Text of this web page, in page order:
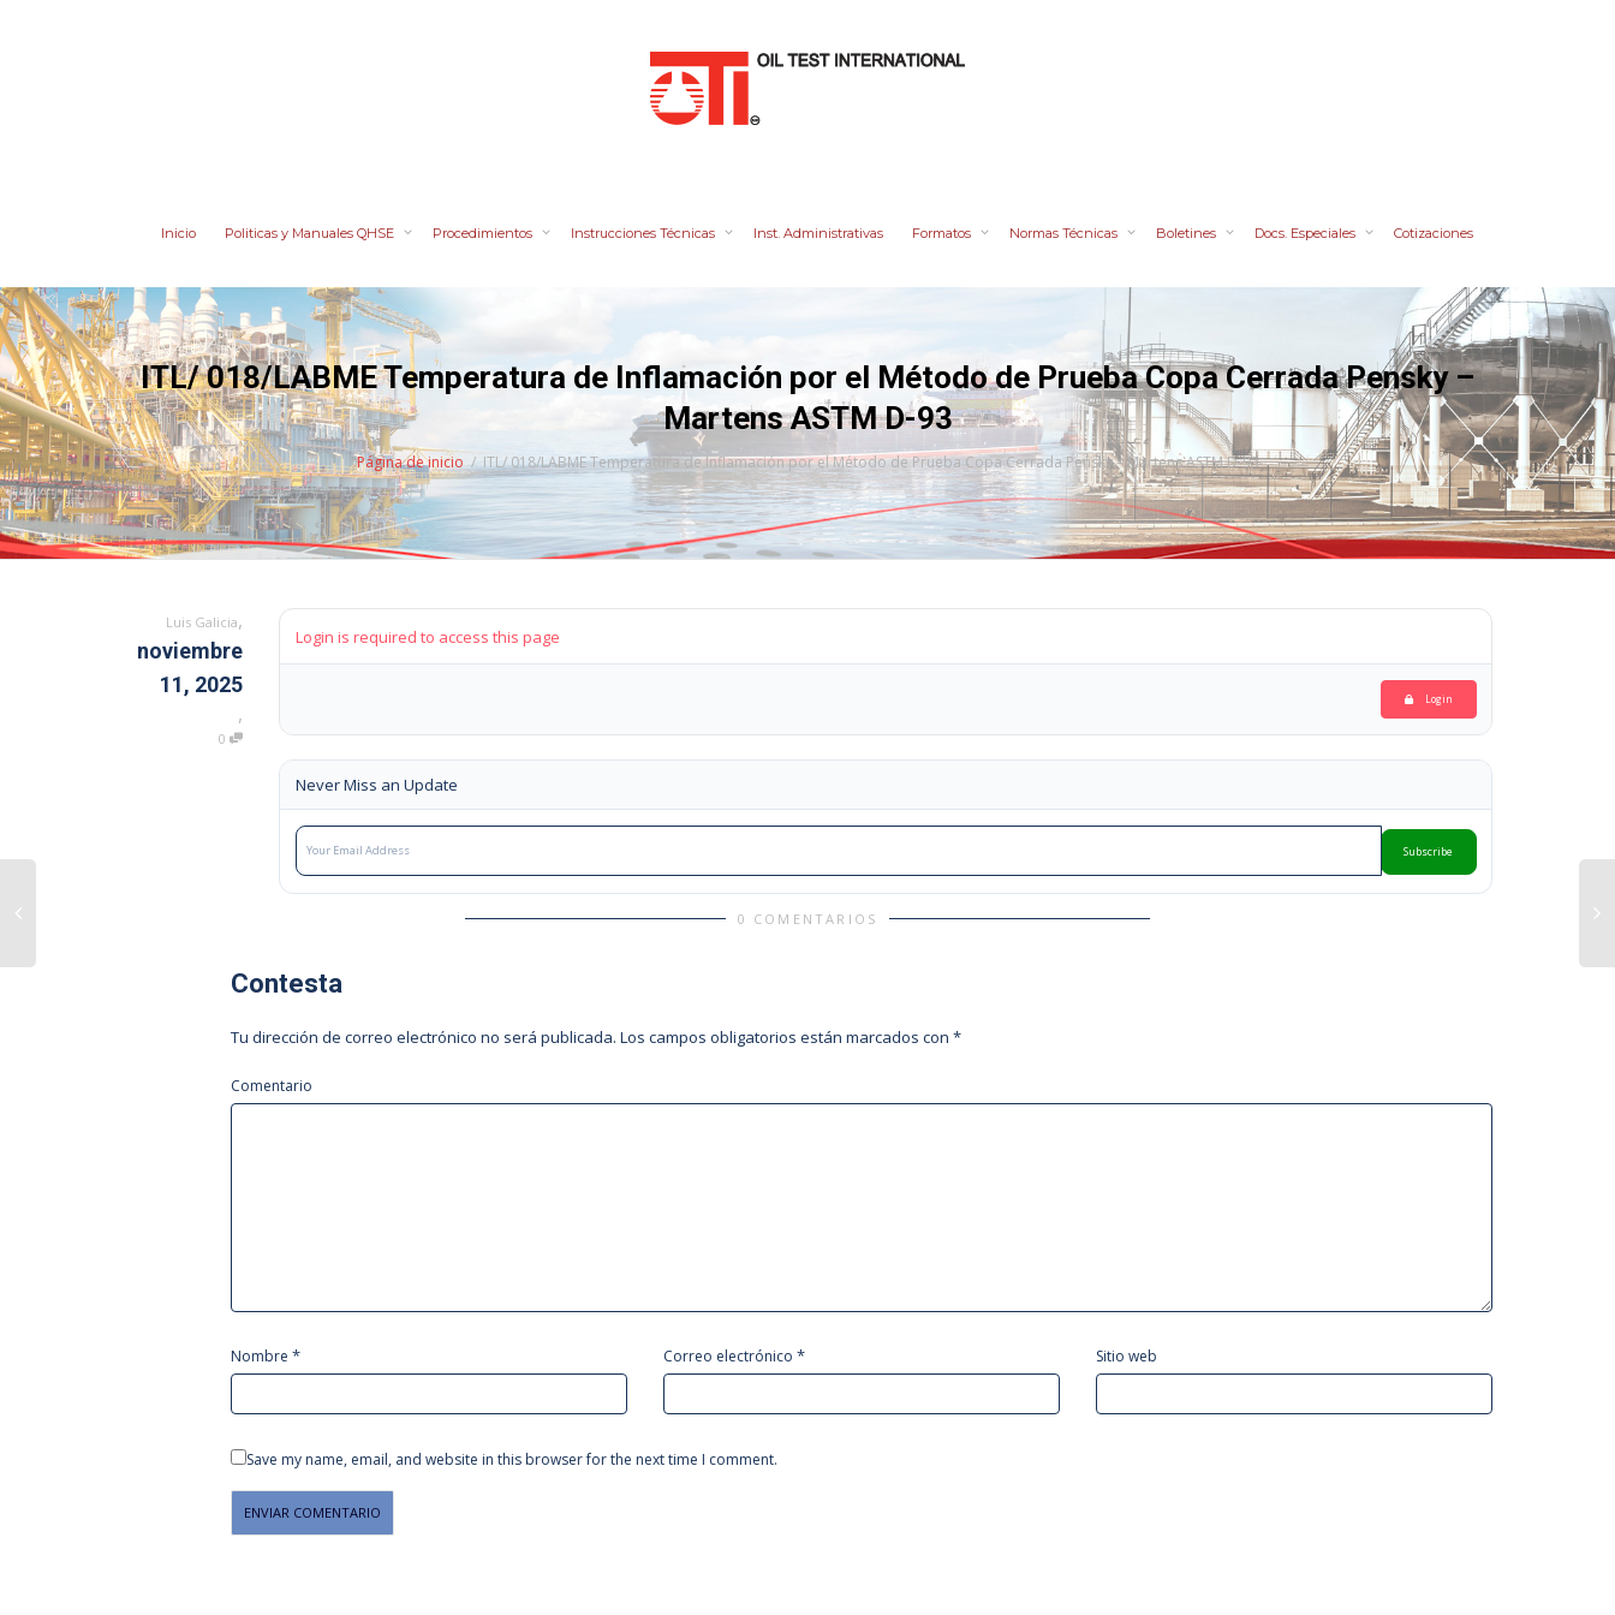
Inicio Politicas y Manuales QHSE Procedimientos Instrucciones Técnicas Inst. Administrativas Formatos Normas Técnicas Boletines Docs. Especiales Cotizaciones
ITL/ 018/LABME Temperatura de Inflamación por el Método de Prueba Copa Cerrada Pensky –
Martens ASTM D-93
Página de inicio ITL/ 018/LABME Temperatura de Inflamación por el Método de Prueba Copa Cerrada Pensky – Martens ASTM D-93
Luis Galicia,
noviembre
11, 2025
,
0
Login is required to access this page
Login
Never Miss an Update
Subscribe
0 COMENTARIOS
Contesta
Tu dirección de correo electrónico no será publicada. Los campos obligatorios están marcados con *
Comentario
Nombre * Correo electrónico * Sitio web
Save my name, email, and website in this browser for the next time I comment.